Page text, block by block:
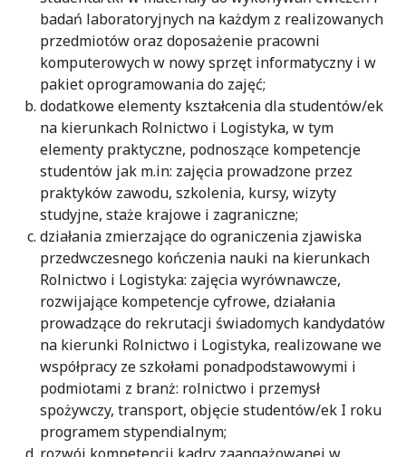
badań laboratoryjnych na każdym z realizowanych
przedmiotów oraz doposażenie pracowni
komputerowych w nowy sprzęt informatyczny i w
pakiet oprogramowania do zajęć;
dodatkowe elementy kształcenia dla studentów/ek
na kierunkach Rolnictwo i Logistyka, w tym
elementy praktyczne, podnoszące kompetencje
studentów jak m.in: zajęcia prowadzone przez
praktyków zawodu, szkolenia, kursy, wizyty
studyjne, staże krajowe i zagraniczne;
działania zmierzające do ograniczenia zjawiska
przedwczesnego kończenia nauki na kierunkach
Rolnictwo i Logistyka: zajęcia wyrównawcze,
rozwijające kompetencje cyfrowe, działania
prowadzące do rekrutacji świadomych kandydatów
na kierunki Rolnictwo i Logistyka, realizowane we
współpracy ze szkołami ponadpodstawowymi i
podmiotami z branż: rolnictwo i przemysł
spożywczy, transport, objęcie studentów/ek I roku
programem stypendialnym;